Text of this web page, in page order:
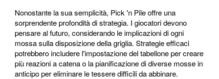
Nonostante la sua semplicità, Pick 'n Pile offre una
sorprendente profondità di strategia. I giocatori devono
pensare al futuro, considerando le implicazioni di ogni
mossa sulla disposizione della griglia. Strategie efficaci
potrebbero includere l'impostazione del tabellone per creare
più reazioni a catena o la pianificazione di diverse mosse in
anticipo per eliminare le tessere difficili da abbinare.